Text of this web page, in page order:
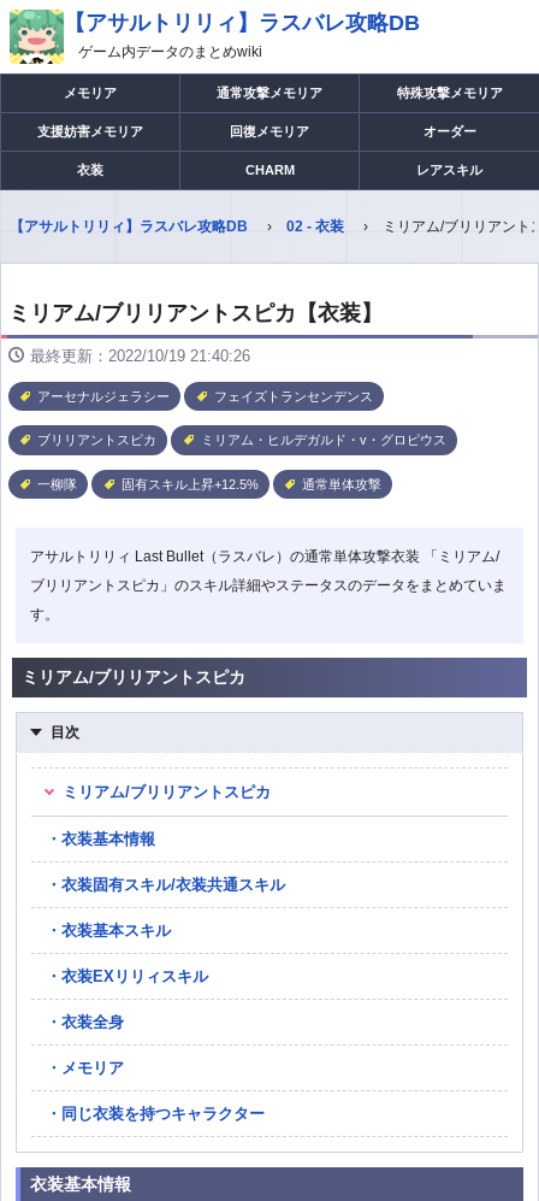
【アサルトリリィ】ラスバレ攻略DB
ゲーム内データのまとめwiki
メモリア 通常攻撃メモリア 特殊攻撃メモリア
支援妨害メモリア 回復メモリア オーダー
衣装 CHARM レアスキル
【アサルトリリィ】ラスバレ攻略DB 02 - 衣装 ミリアム/ブリリアント
ミリアム/ブリリアントスピカ【衣装】
最終更新：2022/10/19 21:40:26
アーセナルジェラシー フェイズトランセンデンス
ブリリアントスピカ ミリアム・ヒルデガルド・v・グロピウス
一柳隊 固有スキル上昇+12.5% 通常単体攻撃
アサルトリリィ Last Bullet（ラスバレ）の通常単体攻撃衣装 「ミリアム/
ブリリアントスピカ」のスキル詳細やステータスのデータをまとめていま
す。
ミリアム/ブリリアントスピカ
目次
ミリアム/ブリリアントスピカ
衣装基本情報
衣装固有スキル/衣装共通スキル
衣装基本スキル
衣装EXリリィスキル
衣装全身
メモリア
同じ衣装を持つキャラクター
衣装基本情報